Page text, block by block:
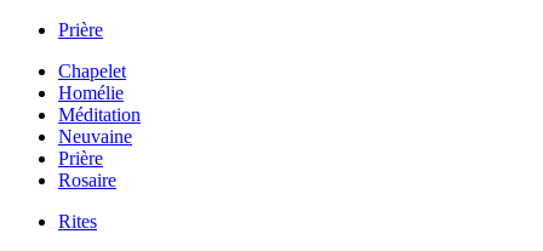
Prière
Chapelet
Homélie
Méditation
Neuvaine
Prière
Rosaire
Rites